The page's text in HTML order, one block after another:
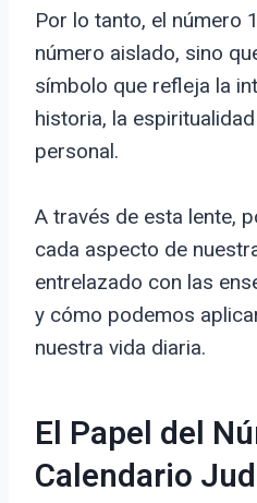
Por lo tanto, el número
número aislado, sino
símbolo que refleja la
historia, la
personal.
A través de esta lente,
cada aspecto de
entrelazado con las
y cómo podemos
nuestra vida diaria.
El Papel del
Calendario